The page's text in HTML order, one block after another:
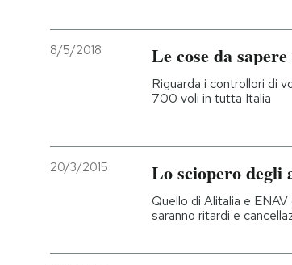
8/5/2018 Le cose da
Riguarda i controllori di
700 voli in tutta Italia
20/3/2015 Lo sciopero degli
Quello di Alitalia e
saranno ritardi e